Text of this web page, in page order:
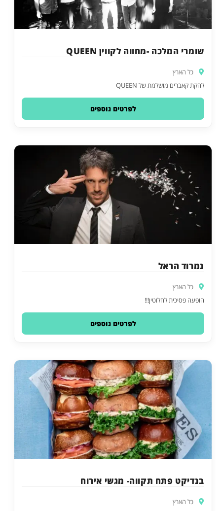
שומרי המלכה -מחווה לקווין QUEEN
כל הארץ
להקת קאברים מושלמת של QUEEN
לפרטים נוספים
נמרוד הראל
כל הארץ
הופעה פסיכית לחלוטין!!!
לפרטים נוספים
בנדיקט פתח תקווה- מגשי אירוח
כל הארץ